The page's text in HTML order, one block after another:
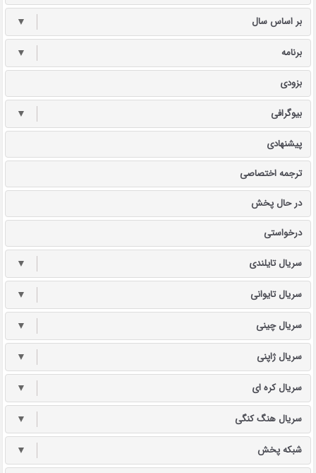
بر اساس سال ▼
برنامه ▼
بزودی
بیوگرافی ▼
پیشنهادی
ترجمه اختصاصی
در حال پخش
درخواستی
سریال تایلندی ▼
سریال تایوانی ▼
سریال چینی ▼
سریال ژاپنی ▼
سریال کره ای ▼
سریال هنگ کنگی ▼
شبکه پخش ▼